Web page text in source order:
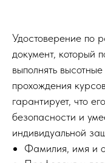
Удостоверение по
документ, который
выполнять
прохождения
гарантирует, что
безопасности и
индивидуальной
Фамилия, имя и